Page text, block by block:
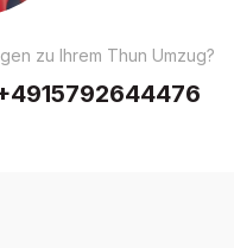
zu Ihrem Thun Umzug?